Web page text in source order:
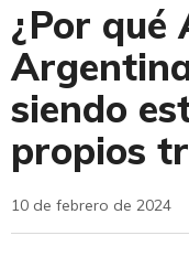
¿Por qué
siendo
propios
10 de febrero de 2024